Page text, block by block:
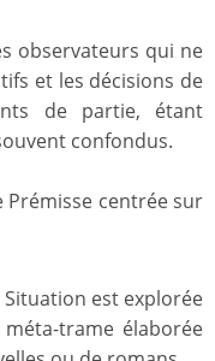
observateurs qui ne
et les décisions de
de partie, étant
confondus.
centrée sur
est explorée
trame élaborée